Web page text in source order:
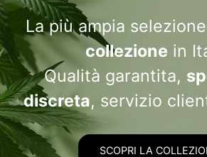
La più ampia
collezione in
Qualità garantita,
discreta, servizio
SCOPRI LA